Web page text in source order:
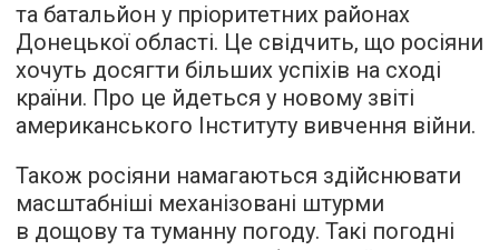
та батальйон у пріоритетних районах
Донецької області. Це свідчить, що росіяни
хочуть досягти більших успіхів на сході
країни. Про це йдеться у новому звіті
американського Інституту вивчення війни.
Також росіяни намагаються здійснювати
масштабніші механізовані штурми
в дощову та туманну погоду. Такі погодні